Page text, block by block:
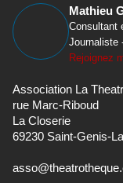
Mathieu
Consultant
Journaliste
Rejoignez
Association La
rue Marc-Riboud
La Closerie
69230 Saint-Genis-